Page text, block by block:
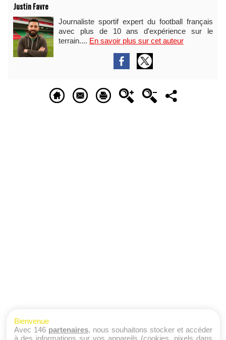
Justin Favre
Journaliste sportif expert du football français
avec plus de 10 ans d'expérience sur le
terrain.... En savoir plus sur cet auteur
Bienvenue
Avec 146 partenaires, nous souhaitons stocker et accéder
à des informations sur vos appareils (cookies, pixels dans